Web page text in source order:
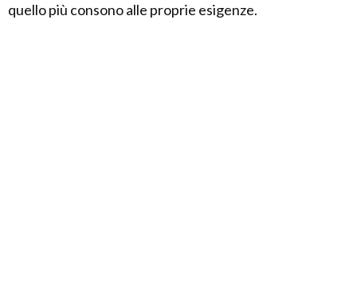
quello più consono alle proprie esigenze.